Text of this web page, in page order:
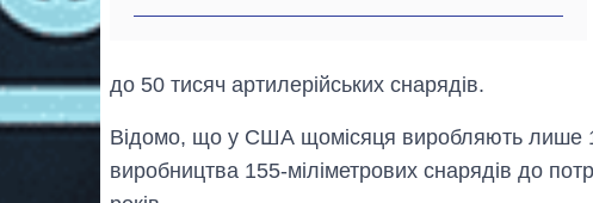
до 50 тисяч артилерійських снарядів.
Відомо, що у США щомісяця виробляють лише
виробництва 155-міліметрових снарядів до